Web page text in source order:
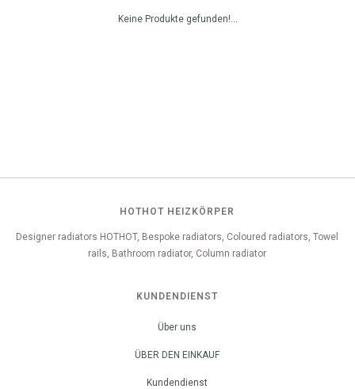
Keine Produkte gefunden!...
HOTHOT HEIZKÖRPER
Designer radiators HOTHOT, Bespoke radiators, Coloured radiators, Towel
rails, Bathroom radiator, Column radiator
KUNDENDIENST
Über uns
ÜBER DEN EINKAUF
Kundendienst